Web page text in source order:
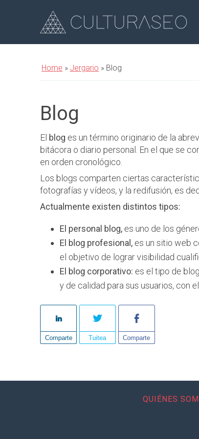
Home » Jergario » Blog
Blog
El blog es un término originario de la
bitácora o diario personal. En el que se
en orden cronológico.
Los blogs comparten ciertas
fotografías y vídeos, y la redifusión, es
Actualmente existen distintos tipos:
El personal blog, es uno de los
El blog profesional, es un sitio web
el objetivo de lograr visibilidad
El blog corporativo: es el tipo de
y de calidad para sus usuarios, con
Comparte Tuitea Comparte
QUIÉNES